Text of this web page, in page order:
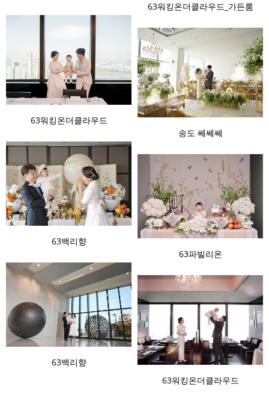
63워킹온더클라우드_가든룸
63워킹온더클라우드
송도 쎄쎄쎄
63백리향
63파빌리온
63백리향
63워킹온더클라우드